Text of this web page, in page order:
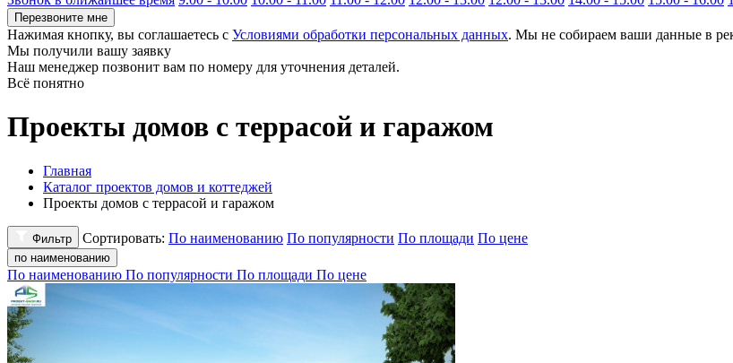
Перезвоните мне
Нажимая кнопку, вы соглашаетесь с Условиями обработки персональных данных. Мы не собираем ваши данные в
Мы получили вашу заявку
Наш менеджер позвонит вам по номеру для уточнения деталей.
Всё понятно
Проекты домов с террасой и гаражом
Главная
Каталог проектов домов и коттеджей
Проекты домов с террасой и гаражом
Фильтр Сортировать: По наименованию По популярности По площади По цене
по наименованию
По наименованию По популярности По площади По цене